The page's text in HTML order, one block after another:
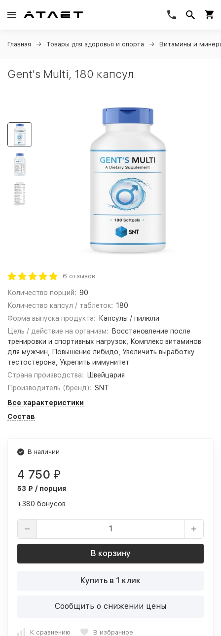
Главная Товары для здоровья и спорта Витамины и
Gent's Multi, 180 капсул
6 отзывов
Количество порций: 90
Количество капсул / таблеток: 180
Форма выпуска продукта:
Капсулы / пилюли
Цель / действие на организм:
Восстановление после
тренировки и спортивных нагрузок, Комплекс витаминов
для мужчин, Повышение либидо, Увеличить выработку
тестостерона, Укрепить иммунитет
Страна производства:
Швейцария
Производитель (бренд): SNT
Все характеристики
Состав
В наличии
4 750 ₽
53 ₽ / порция
+380 бонусов
В корзину
Купить в 1 клик
Сообщить о снижении цены
К сравнению В избранное